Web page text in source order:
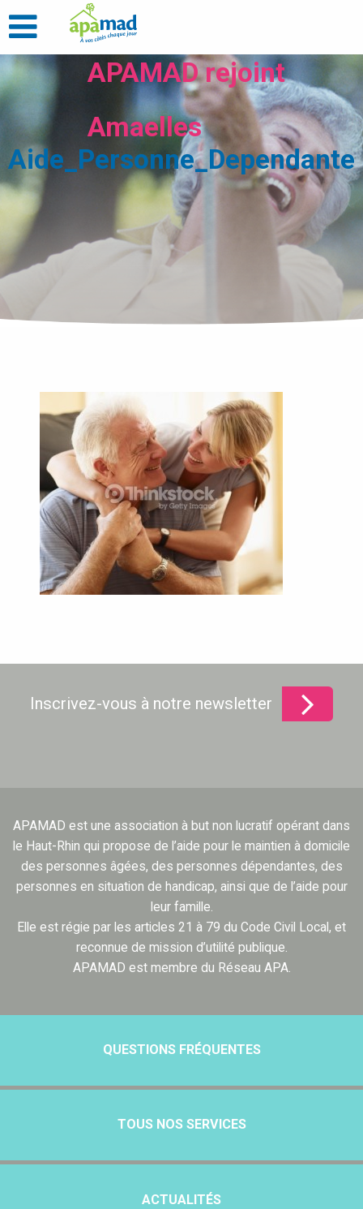
APAMAD rejoint
Amaelles
Aide_Personne_Dependante
Inscrivez-vous à notre newsletter
APAMAD est une association à but non lucratif opérant dans
le Haut-Rhin qui propose de l’aide pour le maintien à domicile
des personnes âgées, des personnes dépendantes, des
personnes en situation de handicap, ainsi que de l’aide pour
leur famille.
Elle est régie par les articles 21 à 79 du Code Civil Local, et
reconnue de mission d’utilité publique.
APAMAD est membre du Réseau APA.
QUESTIONS FRÉQUENTES
TOUS NOS SERVICES
ACTUALITÉS